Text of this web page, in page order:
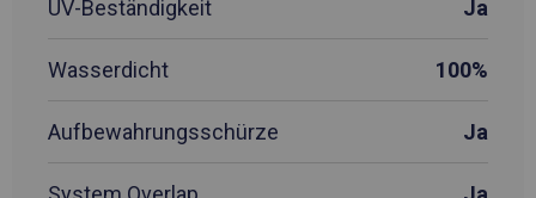
UV-Beständigkeit Ja
Wasserdicht 100%
Aufbewahrungsschürze Ja